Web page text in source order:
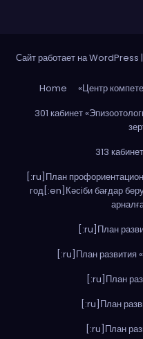
Сайт работает на WordPress |
Home
«Центр
301 кабинет
313 кабинет
[:ru]План
год[:en]Кәсіби бағдар
[:ru]План
[:ru]План развития
[:ru]План
[:ru]План
[:ru]План